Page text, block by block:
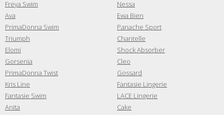
Freya Swim
Ava
PrimaDonna Swim
Triumph
Elomi
Gorsenia
PrimaDonna Twist
Kris Line
Fantasie Swim
Anita
Nessa
Ewa Bien
Panache Sport
Chantelle
Shock Absorber
Cleo
Gossard
Fantasie Lingerie
LACE Lingerie
Cake